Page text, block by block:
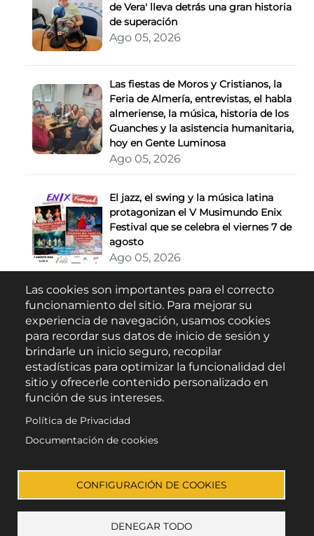
de Vera' lleva detrás una gran historia
de superación
Ago 05, 2026
Las fiestas de Moros y Cristianos, la
Feria de Almería, entrevistas, el habla
almeriense, la música, historia de los
Guanches y la asistencia humanitaria,
hoy en Gente Luminosa
Ago 05, 2026
El jazz, el swing y la música latina
protagonizan el V Musimundo Enix
Festival que se celebra el viernes 7 de
agosto
Ago 05, 2026
Buscar
Las cookies son importantes para el correcto
funcionamiento del sitio. Para mejorar su
experiencia de navegación, usamos cookies
para recordar sus datos de inicio de sesión y
brindarle un inicio seguro, recopilar
estadísticas para optimizar la funcionalidad del
sitio y ofrecerle contenido personalizado en
función de sus intereses.
Política de Privacidad
Documentación de cookies
CONFIGURACIÓN DE COOKIES
DENEGAR TODO